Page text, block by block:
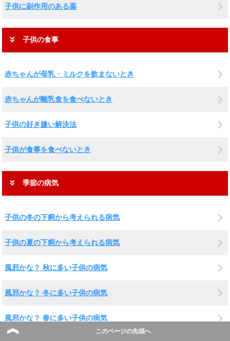
子供に副作用のある薬
子供の食事
赤ちゃんが母乳・ミルクを飲まないとき
赤ちゃんが離乳食を食べないとき
子供の好き嫌い解決法
子供が食事を食べないとき
季節の病気
子供の冬の下痢から考えられる病気
子供の夏の下痢から考えられる病気
風邪かな？ 秋に多い子供の病気
風邪かな？ 冬に多い子供の病気
風邪かな？ 春に多い子供の病気
このページの先頭へ